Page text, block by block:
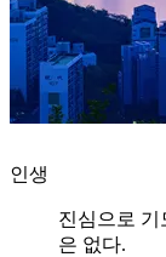
인생
진심으로
은 없다.